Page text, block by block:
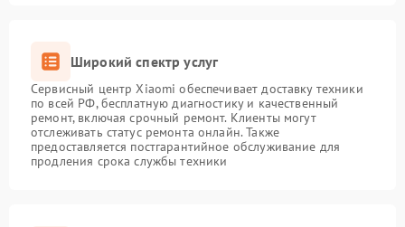
Широкий спектр услуг
Сервисный центр Xiaomi обеспечивает доставку техники
по всей РФ, бесплатную диагностику и качественный
ремонт, включая срочный ремонт. Клиенты могут
отслеживать статус ремонта онлайн. Также
предоставляется постгарантийное обслуживание для
продления срока службы техники